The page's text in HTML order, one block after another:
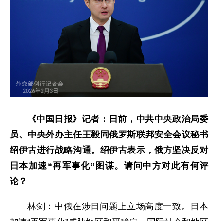
《中国日报》记者：日前，中共中央政治局委
员、中央外办主任王毅同俄罗斯联邦安全会议秘书
绍伊古进行战略沟通。绍伊古表示，俄方坚决反对
日本加速“再军事化”图谋。请问中方对此有何评
论？
林剑：中俄在涉日问题上立场高度一致。日本